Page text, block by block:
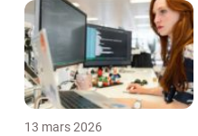
13 mars 2026